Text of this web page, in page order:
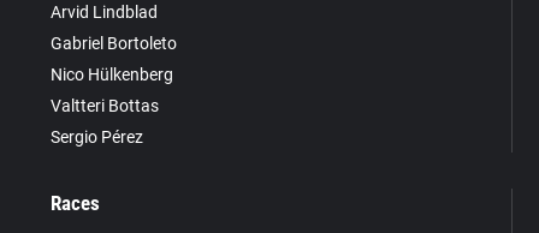
Arvid Lindblad
Gabriel Bortoleto
Nico Hülkenberg
Valtteri Bottas
Sergio Pérez
Races